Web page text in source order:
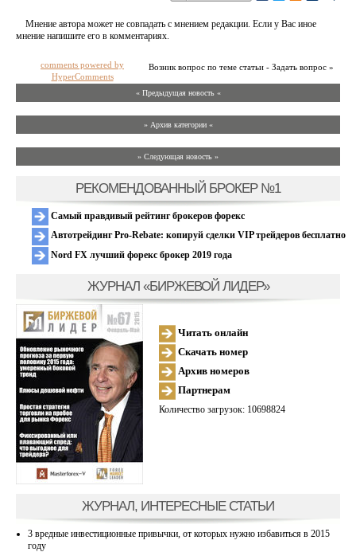
Мнение автора может не совпадать с мнением редакции. Если у Вас иное
мнение напишите его в комментариях.
Возник вопрос по теме статьи - Задать вопрос »
comments powered by
HyperComments
« Предыдущая новость «
» Архив категории «
» Следующая новость »
РЕКОМЕНДОВАННЫЙ БРОКЕР №1
Самый правдивый рейтинг брокеров форекс
Автотрейдинг Pro-Rebate: копируй сделки VIP трейдеров бесплатно
Nord FX лучший форекс брокер 2019 года
ЖУРНАЛ «БИРЖЕВОЙ ЛИДЕР»
Читать онлайн
Скачать номер
Архив номеров
Партнерам
Количество загрузок: 10698824
ЖУРНАЛ, ИНТЕРЕСНЫЕ СТАТЬИ
3 вредные инвестиционные привычки, от которых нужно избавиться в 2015
году